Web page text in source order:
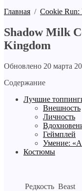
Главная / Cookie
Shadow Milk
Kingdom
Обновлено 20 марта
Содержание
Лучшие
Внешность
Личность
Геймплей
Умение:
Костюмы
Редкость Beast